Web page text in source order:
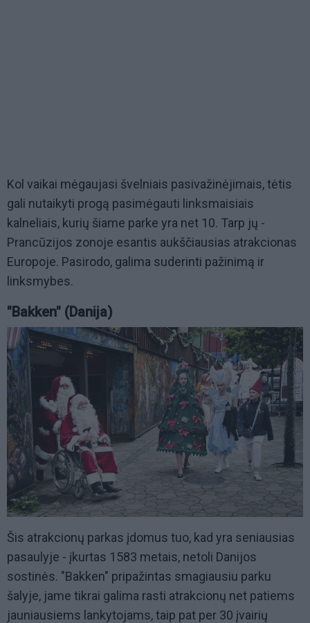
Kol vaikai mėgaujasi švelniais pasivažinėjimais, tėtis
gali nutaikyti progą pasimėgauti linksmaisiais
kalneliais, kurių šiame parke yra net 10. Tarp jų -
Prancūzijos zonoje esantis aukščiausias atrakcionas
Europoje. Pasirodo, galima suderinti pažinimą ir
linksmybes.
"Bakken" (Danija)
Šis atrakcionų parkas įdomus tuo, kad yra seniausias
pasaulyje - įkurtas 1583 metais, netoli Danijos
sostinės. "Bakken" pripažintas smagiausiu parku
šalyje, jame tikrai galima rasti atrakcionų net patiems
jauniausiems lankytojams, taip pat per 30 įvairių